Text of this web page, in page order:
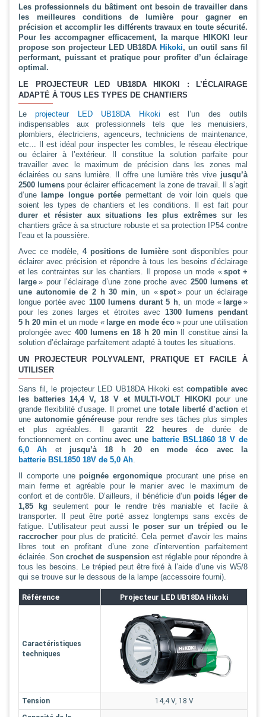
Les professionnels du bâtiment ont besoin de travailler dans
les meilleures conditions de lumière pour gagner en
précision et accomplir les différents travaux en toute sécurité.
Pour les accompagner efficacement, la marque HIKOKI leur
propose son projecteur LED UB18DA Hikoki, un outil sans fil
performant, puissant et pratique pour profiter d’un éclairage
optimal.
LE PROJECTEUR LED UB18DA HIKOKI : L’ÉCLAIRAGE
ADAPTÉ À TOUS LES TYPES DE CHANTIERS
Leprojecteur LED UB18DA Hikoki est l’un des outils
indispensables aux professionnels tels que les menuisiers,
plombiers, électriciens, agenceurs, techniciens de maintenance,
etc... Il est idéal pour inspecter les combles, le réseau électrique
ou éclairer à l’extérieur. Il constitue la solution parfaite pour
travailler avec le maximum de précision dans les zones mal
éclairées ou sans lumière. Il offre une lumière très vive jusqu’à
2500 lumens pour éclairer efficacement la zone de travail. Il s’agit
d’une
lampe longue portée permettant de voir loin quels que
soient les types de chantiers et les conditions. Il est fait pour
durer et résister aux situations les plus extrêmessur les
chantiers grâce à sa structure robuste et sa protection IP54 contre
l’eau et la poussière.
Avec ce modèle, 4 positions de lumière sont disponibles pour
éclairer avec précision et répondre à tous les besoins d’éclairage
et les contraintes sur les chantiers. Il propose un mode « spot +
large » pour l’éclairage d’une zone proche avec 2500 lumens et
une autonomie de 2 h 30 min, un «spot» pour un éclairage
longue portée avec 1100 lumens durant 5 h, un mode « large »
pour les zones larges et étroites avec 1300 lumens pendant
5 h 20 min et un mode « large en mode éco » pour une utilisation
prolongée avec 400 lumens en 18 h 20 min Il constitue ainsi la
solution d’éclairage parfaitement adapté à toutes les situations.
UN PROJECTEUR POLYVALENT, PRATIQUE ET FACILE À
UTILISER
Sans fil, le projecteur LED UB18DA Hikoki estcompatible avec
les batteries 14,4 V, 18 V et MULTI-VOLT HIKOKI
pour une
grande flexibilité d’usage. Il promet une totale liberté d’action et
une autonomie généreuse pour rendre ses tâches plus simples
et plus agréables. Il garantit22 heuresde durée de
fonctionnement en continuavec une batterie BSL1860 18 V de
6,0 Ah
etjusqu’à 18 h 20 en mode éco avec la
batterie BSL1850 18V de 5,0 Ah.
Il comporte unepoignée ergonomique procurant une prise en
main ferme et agréable pour le manier avec le maximum de
confort et de contrôle. D’ailleurs, il bénéficie d’un poids léger de
1,85 kg seulement pour le rendre très maniable et facile à
transporter. Il peut être porté assez longtemps sans excès de
fatigue. L’utilisateur peut aussi
le poser sur un trépied ou le
raccrocher pour plus de praticité. Cela permet d’avoir les mains
libres tout en profitant d’une zone d’intervention parfaitement
éclairée. Son crochet de suspension est réglable pour répondre à
tous les besoins. Le trépied peut être fixé à l’aide d’une vis W5/8
qui se trouve sur le dessous de la lampe (accessoire fourni).
Référence Projecteur LED UB18DAHikoki
Caractéristiques
techniques
Tension
14,4 V, 18 V